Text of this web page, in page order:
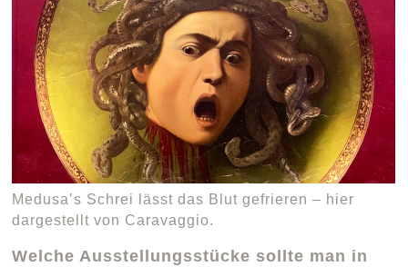
Medusa’s Schrei lässt das Blut gefrieren – hier
dargestellt von Caravaggio.
Welche Ausstellungsstücke sollte man in